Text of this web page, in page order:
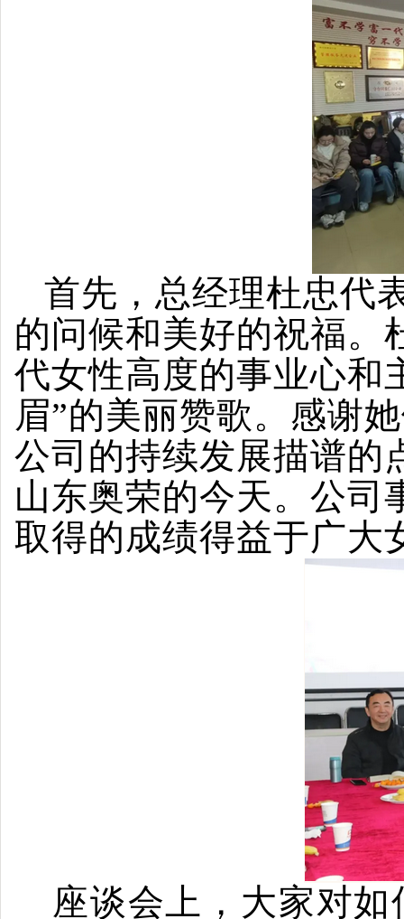
首先，总经理杜忠代
的问候和美好的祝福。
代女性高度的事业心和
眉”的美丽赞歌。感谢
公司的持续发展描谱的
山东奥荣的今天。公司
取得的成绩得益于广大
座谈会上，大家对